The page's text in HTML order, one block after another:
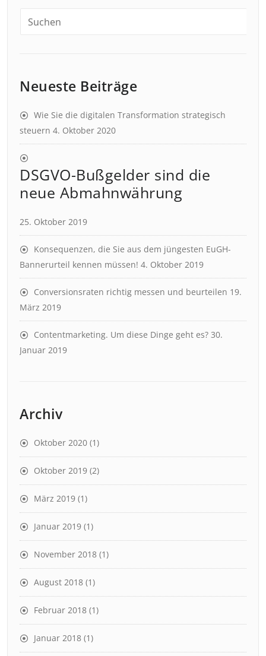
Neueste Beiträge
Wie Sie die digitalen Transformation strategisch
steuern 4. Oktober 2020
DSGVO-Bußgelder sind die
neue Abmahnwährung
25. Oktober 2019
Konsequenzen, die Sie aus dem jüngesten EuGH-
Bannerurteil kennen müssen! 4. Oktober 2019
Conversionsraten richtig messen und beurteilen 19.
März 2019
Contentmarketing. Um diese Dinge geht es? 30.
Januar 2019
Archiv
Oktober 2020 (1)
Oktober 2019 (2)
März 2019 (1)
Januar 2019 (1)
November 2018 (1)
August 2018 (1)
Februar 2018 (1)
Januar 2018 (1)